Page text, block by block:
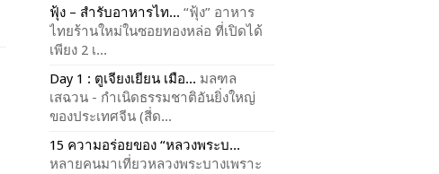
ฟุ้ง – สำรับอาหารไท... “ฟุ้ง” อาหาร
ไทยร้านใหม่ในซอยทองหล่อ ที่เปิดได้
เพียง 2 เ...
Day 1 : ตูเจียงเยียน เมือ... มลฑล
เสฉวน - กำเนิดธรรมชาติอันยิ่งใหญ่
ของประเทศจีน (สี่ด...
15 ความอร่อยของ “หลวงพระบ...
หลายคนมาเที่ยวหลวงพระบางเพราะ